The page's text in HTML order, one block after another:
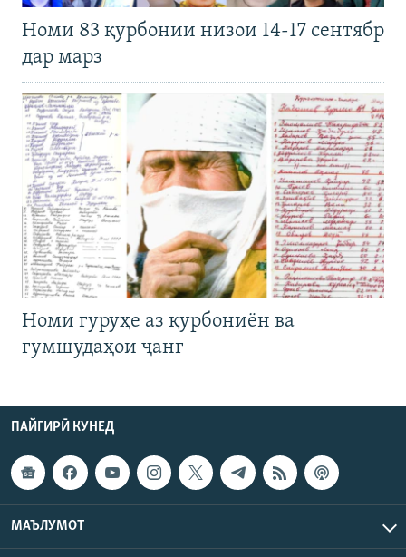
Номи 83 қурбонии низои 14-17 сентябр
дар марз
Номи гуруҳе аз қурбониён ва
гумшудаҳои ҷанг
ПАЙГИРӢ КУНЕД
МАЪЛУМОТ